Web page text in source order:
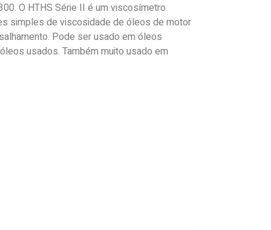
O HTHS Série II é um viscosímetro
simples de viscosidade de óleos de motor
Pode ser usado em óleos
usados. Também muito usado em